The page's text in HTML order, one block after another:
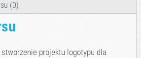
(0)
stworzenie projektu logotypu dla